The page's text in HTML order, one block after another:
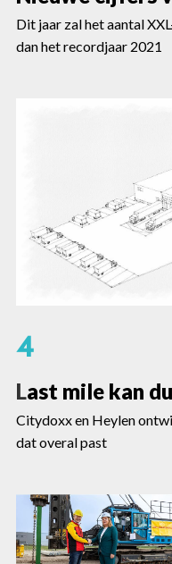
Dit jaar zal het aantal
dan het recordjaar 2021
4
Last mile kan
Citydoxx en Heylen
dat overal past